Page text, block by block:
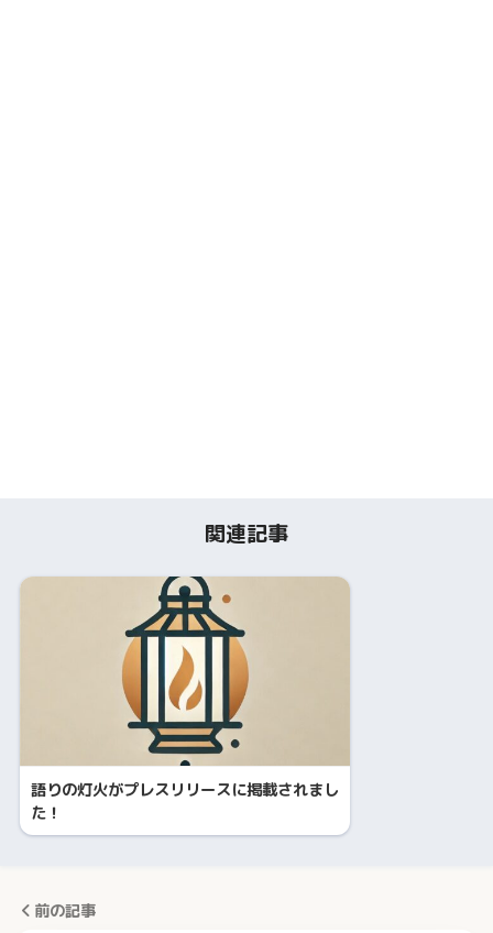
関連記事
語りの灯火がプレスリリースに掲載されまし
た！
前の記事